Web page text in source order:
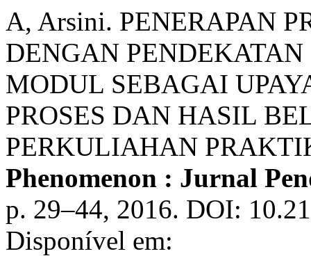
A, Arsini. PENERAPAN
DENGAN
MODUL SEBAGAI
PROSES DAN HASIL
PERKULIAHAN
Phenomenon : Jurnal
p. 29–44, 2016. DOI:
Disponível em: